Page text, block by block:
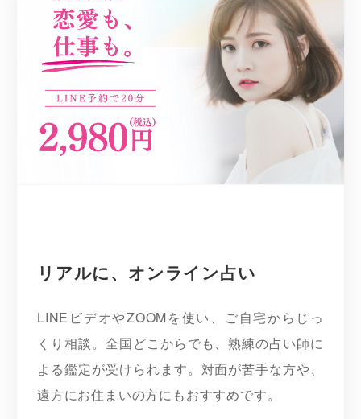
リアルに、オンライン占い
LINEビデオやZOOMを使い、ご自宅からじっ
くり相談。全国どこからでも、熟練の占い師に
よる鑑定が受けられます。対面が苦手な方や、
遠方にお住まいの方にもおすすめです。